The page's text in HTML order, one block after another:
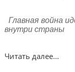
Главная война
внутри страны
Читать далее...